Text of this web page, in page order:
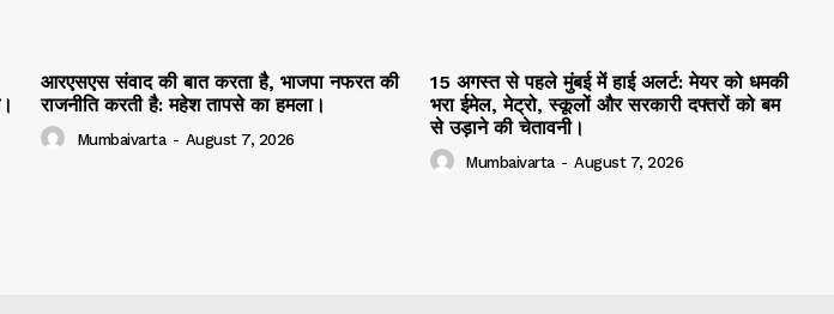
आरएसएस संवाद की बात करता है, भाजपा नफरत की
राजनीति करती है: महेश तापसे का हमला।
Mumbaivarta - August 7, 2026
15 अगस्त से पहले मुंबई में हाई अलर्ट: मेयर को धमकी
भरा ईमेल, मेट्रो, स्कूलों और सरकारी दफ्तरों को बम
से उड़ाने की चेतावनी।
Mumbaivarta - August 7, 2026